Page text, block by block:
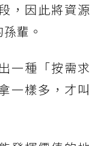
，因此將資源
輩。
一種「按需求
一樣多，才叫